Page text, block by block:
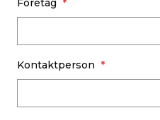
Företag
Kontaktperson